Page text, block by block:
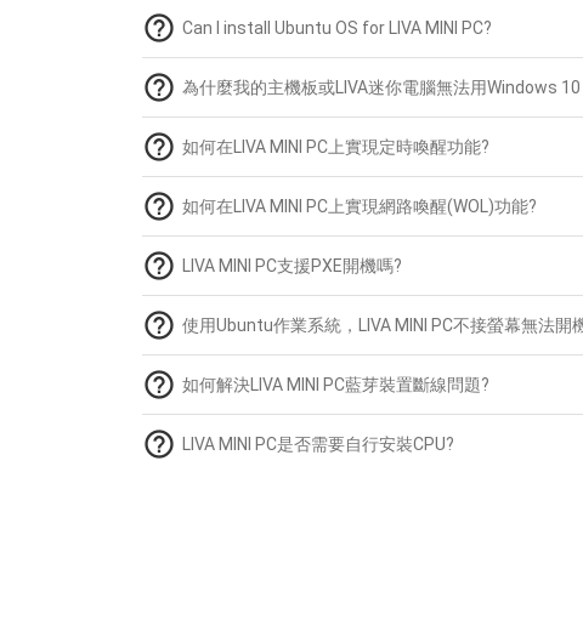
help_outline Can I install Ubuntu OS for LIVA MINI PC?
help_outline 為什麼我的主機板或LIVA迷你電腦無法用Windows
help_outline 如何在LIVA MINI PC上實現定時喚醒功能?
help_outline 如何在LIVA MINI PC上實現網路喚醒(WOL)功能?
help_outline LIVA MINI PC支援PXE開機嗎?
help_outline 使用Ubuntu作業系統，LIVA MINI PC不接螢幕無法開
help_outline 如何解決LIVA MINI PC藍芽裝置斷線問題?
help_outline LIVA MINI PC是否需要自行安裝CPU?